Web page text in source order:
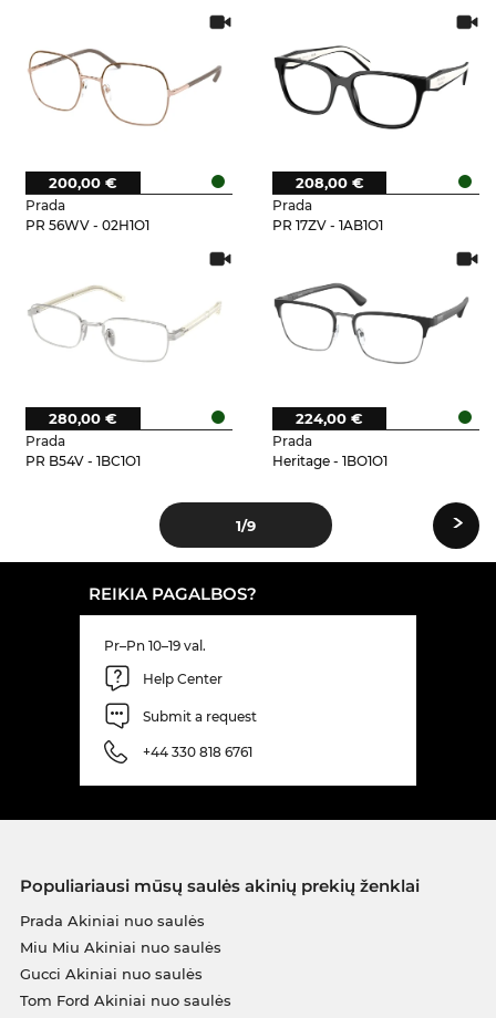
Prada
PR 56WV - 02H1O1
200,00 €
Prada
PR 17ZV - 1AB1O1
208,00 €
Prada
PR B54V - 1BC1O1
280,00 €
Prada
Heritage - 1BO1O1
224,00 €
1/9 ›
REIKIA PAGALBOS?
Pr–Pn 10–19 val.
Help Center
Submit a request
+44 330 818 6761
Populiariausi mūsų saulės akinių prekių ženklai
Prada Akiniai nuo saulės
Miu Miu Akiniai nuo saulės
Gucci Akiniai nuo saulės
Tom Ford Akiniai nuo saulės